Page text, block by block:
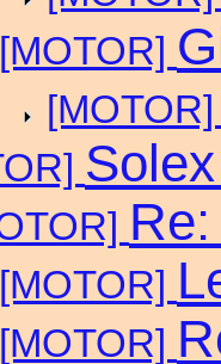
[MOTOR]
[MOTOR]
[MOTOR]
[MOTOR]